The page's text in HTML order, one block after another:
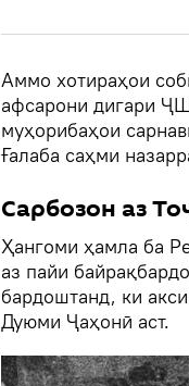
Аммо хотираҳои
афсарони дигари
муҳорибаҳои
Ғалаба саҳми
Сарбозон аз
Ҳангоми ҳамла ба
аз пайи
бардоштанд, ки
Дуюми Ҷаҳонӣ аст.